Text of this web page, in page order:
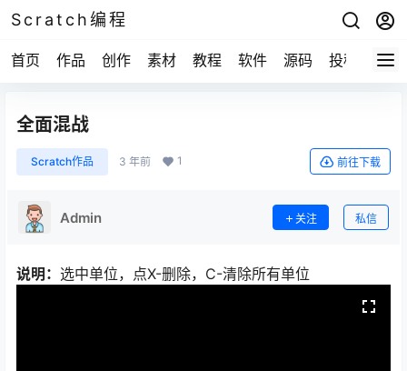
Scratch编程
首页 作品 创作 素材 教程 软件 源码 投稿 关于
全面混战
Scratch作品 3 年前 1 前往下载
Admin 关注 私信
说明： 选中单位，点X-删除，C-清除所有单位